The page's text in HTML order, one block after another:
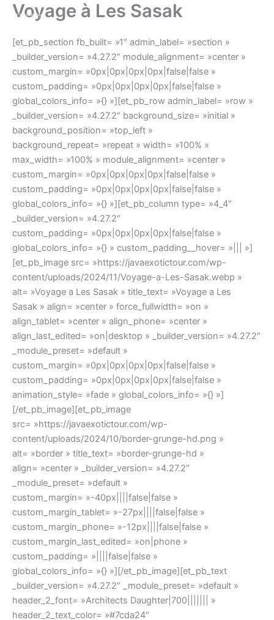
Aller
contenu
Voyage à Les Sasak
[et_pb_section fb_built= »1″ admin_label= »section »
_builder_version= »4.27.2″ module_alignment= »center »
custom_margin= »0px|0px|0px|0px|false|false »
custom_padding= »0px|0px|0px|0px|false|false »
global_colors_info= »{} »][et_pb_row admin_label= »row »
_builder_version= »4.27.2″ background_size= »initial »
background_position= »top_left »
background_repeat= »repeat » width= »100% »
max_width= »100% » module_alignment= »center »
custom_margin= »0px|0px|0px|0px|false|false »
custom_padding= »0px|0px|0px|0px|false|false »
global_colors_info= »{} »][et_pb_column type= »4_4″
_builder_version= »4.27.2″
custom_padding= »0px|0px|0px|0px|false|false »
global_colors_info= »{} » custom_padding__hover= »||| »]
[et_pb_image src= »https://javaexotictour.com/wp-
content/uploads/2024/11/Voyage-a-Les-Sasak.webp »
alt= »Voyage a Les Sasak » title_text= »Voyage a Les
Sasak » align= »center » force_fullwidth= »on »
align_tablet= »center » align_phone= »center »
align_last_edited= »on|desktop » _builder_version= »4.27.2″
_module_preset= »default »
custom_margin= »0px|0px|0px|0px|false|false »
custom_padding= »0px|0px|0px|0px|false|false »
animation_style= »fade » global_colors_info= »{} »]
[/et_pb_image][et_pb_image
src= »https://javaexotictour.com/wp-
content/uploads/2024/10/border-grunge-hd.png »
alt= »border » title_text= »border-grunge-hd »
align= »center » _builder_version= »4.27.2″
_module_preset= »default »
custom_margin= »-40px||||false|false »
custom_margin_tablet= »-27px||||false|false »
custom_margin_phone= »-12px||||false|false »
custom_margin_last_edited= »on|phone »
custom_padding= »||||false|false »
global_colors_info= »{} »][/et_pb_image][et_pb_text
_builder_version= »4.27.2″ _module_preset= »default »
header_2_font= »Architects Daughter|700||||||| »
header_2_text_color= »#7cda24″